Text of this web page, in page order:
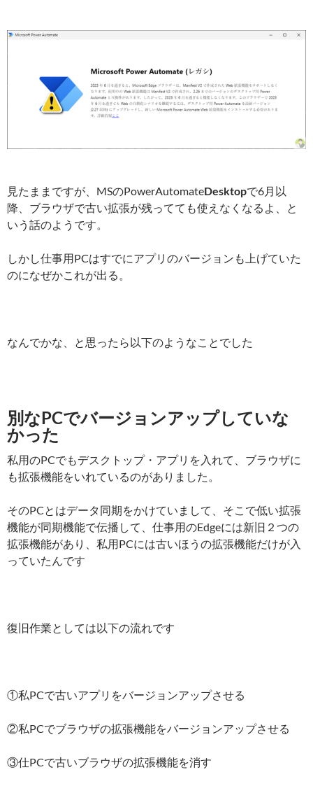
見たままですが、MSのPowerAutomateDesktopで6月以
降、ブラウザで古い拡張が残ってても使えなくなるよ、と
いう話のようです。
しかし仕事用PCはすでにアプリのバージョンも上げていた
のになぜかこれが出る。
なんでかな、と思ったら以下のようなことでした
別なPCでバージョンアップしていな
かった
私用のPCでもデスクトップ・アプリを入れて、ブラウザに
も拡張機能をいれているのがありました。
そのPCとはデータ同期をかけていまして、そこで低い拡張
機能が同期機能で伝播して、仕事用のEdgeには新旧２つの
拡張機能があり、私用PCには古いほうの拡張機能だけが入
っていたんです
復旧作業としては以下の流れです
①私PCで古いアプリをバージョンアップさせる
②私PCでブラウザの拡張機能をバージョンアップさせる
③仕PCで古いブラウザの拡張機能を消す